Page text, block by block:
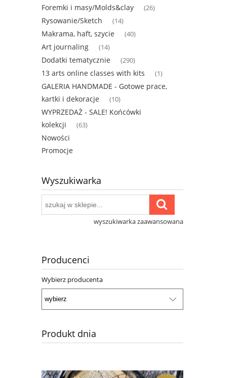
Foremki i masy/Molds&clay (26)
Rysowanie/Sketch (14)
Makrama, haft, szycie (40)
Art journaling (14)
Dodatki tematycznie (290)
13 arts online classes with kits (1)
GALERIA HANDMADE - Gotowe prace,
kartki i dekoracje
(10)
WYPRZEDAŻ - SALE! Końcówki
kolekcji
(63)
Nowości
Promocje
Wyszukiwarka
wyszukiwarka zaawansowana
Producenci
Wybierz producenta
Produkt dnia